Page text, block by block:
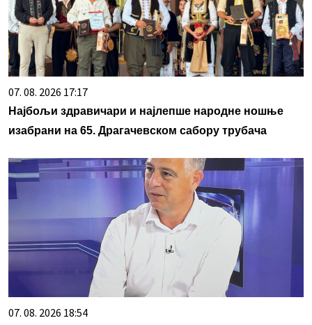
07. 08. 2026 17:17
Најбољи здравичари и најлепше народне ношње
изабрани на 65. Драгачевском сабору трубача
07. 08. 2026 18:54